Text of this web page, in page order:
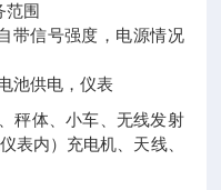
范围
带信号强度，电源情况
池供电，仪表
秤体、小车、无线发射
表内）充电机、天线、